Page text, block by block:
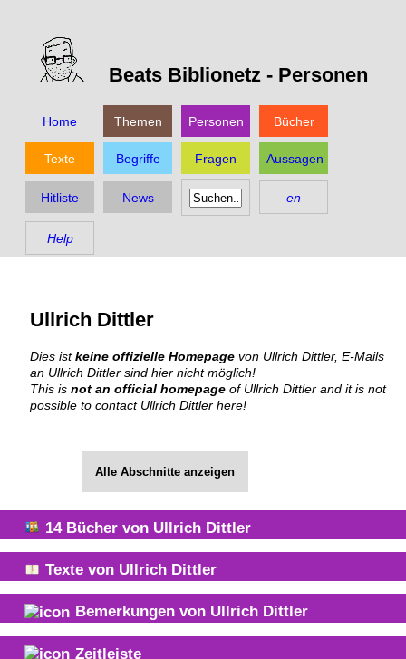
Beats Biblionetz - Personen
Home Themen Personen Bücher
Texte Begriffe Fragen Aussagen
Hitliste News en
Help
Ullrich Dittler
Dies istkeine offizielle Homepage von Ullrich Dittler, E-Mails
an Ullrich Dittler sind hier nicht möglich!
This is not an official homepage of Ullrich Dittler and it is not
possible to contact Ullrich Dittler here!
Alle Abschnitte anzeigen
14 Bücher von Ullrich Dittler
Texte von Ullrich Dittler
Bemerkungen von Ullrich Dittler
Zeitleiste